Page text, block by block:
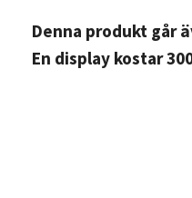
Denna produkt går
En display kostar